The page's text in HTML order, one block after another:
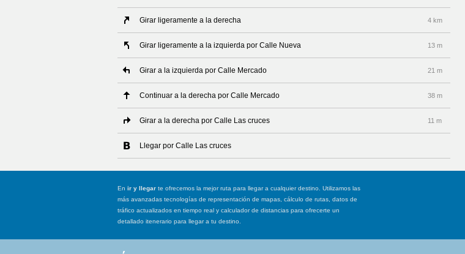
Girar ligeramente a la derecha 4 km
Girar ligeramente a la izquierda por Calle Nueva 13 m
Girar a la izquierda por Calle Mercado 21 m
Continuar a la derecha por Calle Mercado 38 m
Girar a la derecha por Calle Las cruces 11 m
Llegar por Calle Las cruces
En ir y llegar te ofrecemos la mejor ruta para llegar a cualquier destino. Utilizamos las
más avanzadas tecnologías de representación de mapas, cálculo de rutas, datos de
tráfico actualizados en tiempo real y calculador de distancias para ofrecerte un
detallado itenerario para llegar a tu destino.